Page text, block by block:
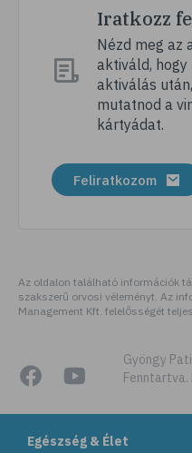
Egészség & Élet
# köröm
# ginzeng
# folsav
# kollagén
# vízhajtó
# tyúkhúsleves
# citromfű
# testmozgás
# légúti allergia
# stresszoldás
# ásványi anyag
Iratkozz
Nézd meg az
aktiváld, hogy
aktiválás
mutatnod a
kártyádat.
Feliratkozom
Az oldalon található információk
szakszerű orvosi véleményt. Az
Management Kft. felelősségét
Gyöngy